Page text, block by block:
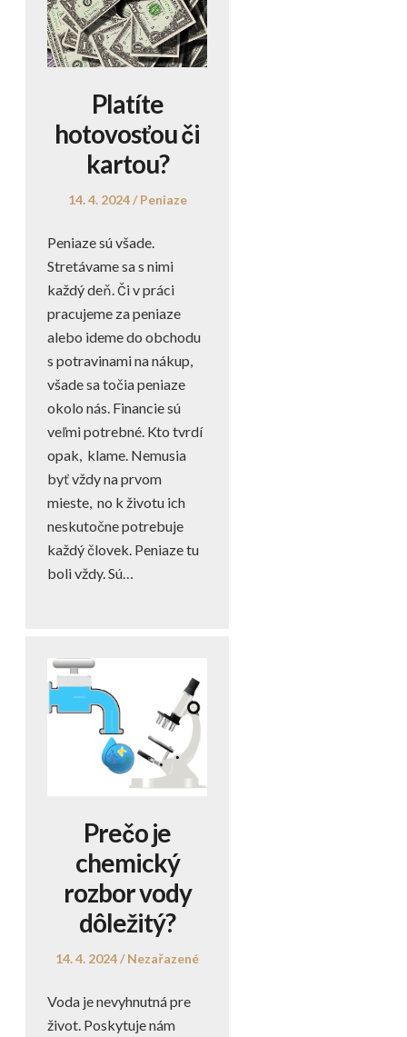
Platíte
hotovosťou či
kartou?
Posted
14. 4. 2024
Posted
Peniaze
Peniaze sú všade.
Stretávame sa s nimi
každý deň. Či v práci
pracujeme za peniaze
alebo ideme do obchodu
s potravinami na nákup,
všade sa točia peniaze
okolo nás. Financie sú
veľmi potrebné. Kto tvrdí
opak, klame. Nemusia
byť vždy na prvom
mieste, no k životu ich
neskutočne potrebuje
každý človek. Peniaze tu
boli vždy. Sú…
Prečo je
chemický
rozbor vody
dôležitý?
Posted
14. 4. 2024
Posted
Nezařazené
Voda je nevyhnutná pre
život. Poskytuje nám